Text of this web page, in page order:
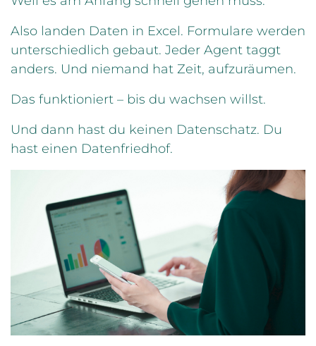
Also landen Daten in Excel. Formulare werden
unterschiedlich gebaut. Jeder Agent taggt
anders. Und niemand hat Zeit, aufzuräumen.
Das funktioniert – bis du wachsen willst.
Und dann hast du keinen Datenschatz. Du
hast einen Datenfriedhof.